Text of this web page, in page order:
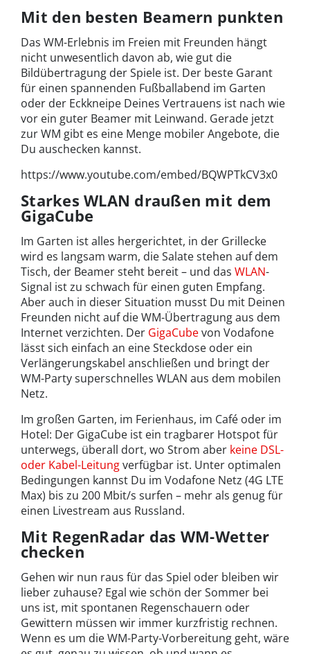
Mit den besten Beamern punkten
Das WM-Erlebnis im Freien mit Freunden hängt
nicht unwesentlich davon ab, wie gut die
Bildübertragung der Spiele ist. Der beste Garant
für einen spannenden Fußballabend im Garten
oder der Eckkneipe Deines Vertrauens ist nach wie
vor ein guter Beamer mit Leinwand. Gerade jetzt
zur WM gibt es eine Menge mobiler Angebote, die
Du auschecken kannst.
https://www.youtube.com/embed/BQWPTkCV3x0
Starkes WLAN draußen mit dem
GigaCube
Im Garten ist alles hergerichtet, in der Grillecke
wird es langsam warm, die Salate stehen auf dem
Tisch, der Beamer steht bereit – und das WLAN-
Signal ist zu schwach für einen guten Empfang.
Aber auch in dieser Situation musst Du mit Deinen
Freunden nicht auf die WM-Übertragung aus dem
Internet verzichten. Der GigaCubevon Vodafone
lässt sich einfach an eine Steckdose oder ein
Verlängerungskabel anschließen und bringt der
WM-Party superschnelles WLAN aus dem mobilen
Netz.
Im großen Garten, im Ferienhaus, im Café oder im
Hotel: Der GigaCube ist ein tragbarer Hotspot für
unterwegs, überall dort, wo Strom aber keine DSL-
oder Kabel-Leitungverfügbar ist. Unter optimalen
Bedingungen kannst Du im Vodafone Netz (4G LTE
Max) bis zu 200 Mbit/s surfen – mehr als genug für
einen Livestream aus Russland.
Mit RegenRadar das WM-Wetter
checken
Gehen wir nun raus für das Spiel oder bleiben wir
lieber zuhause? Egal wie schön der Sommer bei
uns ist, mit spontanen Regenschauern oder
Gewittern müssen wir immer kurzfristig rechnen.
Wenn es um die WM-Party-Vorbereitung geht, wäre